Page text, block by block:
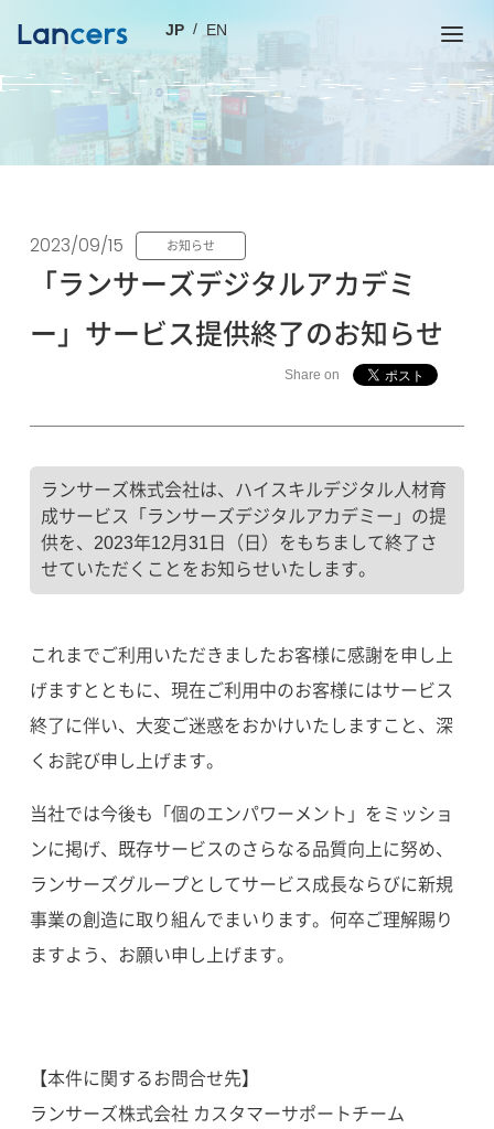
JP EN
2023/09/15 お知らせ
「ランサーズデジタルアカデミ
ー」サービス提供終了のお知らせ
Share on
ランサーズ株式会社は、ハイスキルデジタル人材育
成サービス「ランサーズデジタルアカデミー」の提
供を、2023年12月31日（日）をもちまして終了さ
せていただくことをお知らせいたします。
これまでご利用いただきましたお客様に感謝を申し上
げますとともに、現在ご利用中のお客様にはサービス
終了に伴い、大変ご迷惑をおかけいたしますこと、深
くお詫び申し上げます。
当社では今後も「個のエンパワーメント」をミッショ
ンに掲げ、既存サービスのさらなる品質向上に努め、
ランサーズグループとしてサービス成長ならびに新規
事業の創造に取り組んでまいります。何卒ご理解賜り
ますよう、お願い申し上げます。
【本件に関するお問合せ先】
ランサーズ株式会社 カスタマーサポートチーム